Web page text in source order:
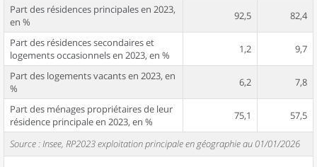
Part des résidences principales en 2023,
en %
92,5 82,4
Part des résidences secondaires et
logements occasionnels en 2023, en %
1,2 9,7
Part des logements vacants en 2023, en
%
6,2 7,8
Part des ménages propriétaires de leur
résidence principale en 2023, en %
75,1 57,5
Source : Insee, RP2023 exploitation principale en géographie au 01/01/2026